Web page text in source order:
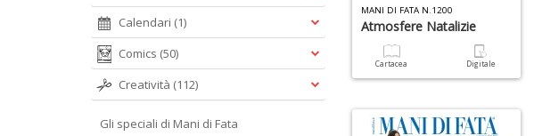
MANI DI FATA N.1200
Atmosfere Natalizie
Cartacea Digitale
Calendari (1)
Comics (50)
Creatività (112)
Gli speciali di Mani di Fata